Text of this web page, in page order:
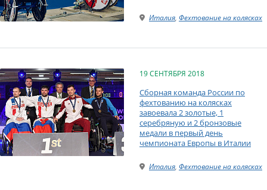
Италия, Фехтование на колясках
19 СЕНТЯБРЯ 2018
Сборная команда России по
фехтованию на колясках
завоевала 2 золотые, 1
серебряную и 2 бронзовые
медали в первый день
чемпионата Европы в Италии
Италия, Фехтование на колясках